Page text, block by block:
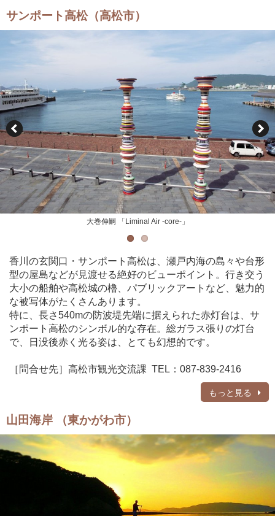
サンポート高松（高松市）
大巻伸嗣 「Liminal Air -core-」
香川の玄関口・サンポート高松は、瀬戸内海の島々や台形
型の屋島などが見渡せる絶好のビューポイント。行き交う
大小の船舶や高松城の櫓、パブリックアートなど、魅力的
な被写体がたくさんあります。
特に、長さ540mの防波堤先端に据えられた赤灯台は、サ
ンポート高松のシンボル的な存在。総ガラス張りの灯台
で、日没後赤く光る姿は、とても幻想的です。
［問合せ先］高松市観光交流課 TEL：087-839-2416
もっと見る
山田海岸 （東かがわ市）